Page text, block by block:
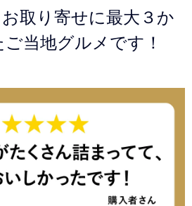
取り寄せに最大３か
当地グルメです！